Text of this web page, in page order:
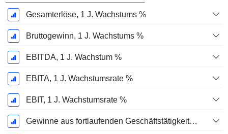
Gesamterlöse, 1 J. Wachstums %
Bruttogewinn, 1 J. Wachstums %
EBITDA, 1 J. Wachstum %
EBITA, 1 J. Wachstumsrate %
EBIT, 1 J. Wachstumsrate %
Gewinne aus fortlaufenden Geschäftstätigkeiten, 1 Jahr Wachstumsrate %